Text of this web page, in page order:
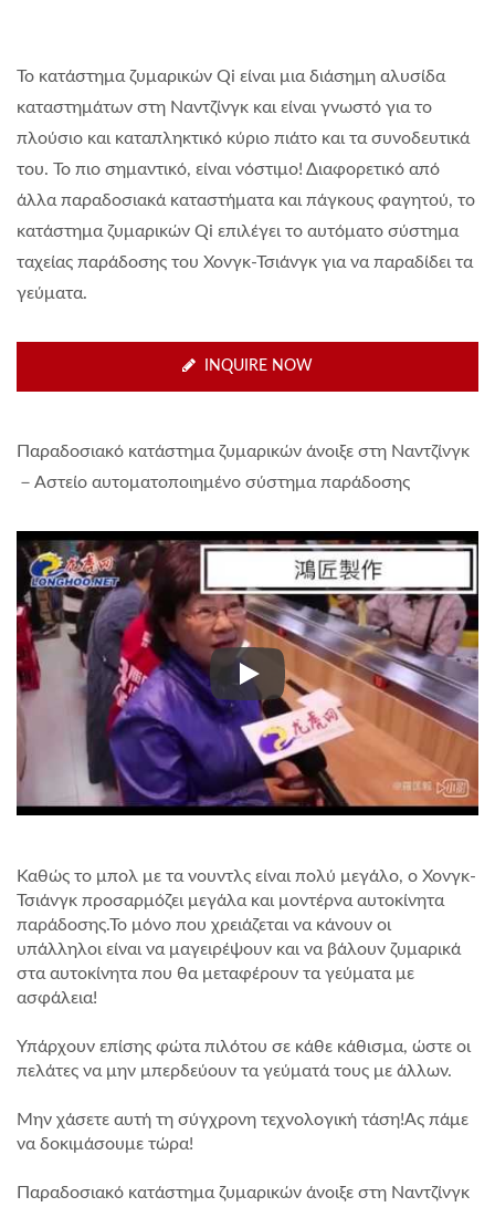
Το κατάστημα ζυμαρικών Qi είναι μια διάσημη αλυσίδα
καταστημάτων στη Ναντζίνγκ και είναι γνωστό για το
πλούσιο και καταπληκτικό κύριο πιάτο και τα συνοδευτικά
του. Το πιο σημαντικό, είναι νόστιμο! Διαφορετικό από
άλλα παραδοσιακά καταστήματα και πάγκους φαγητού, το
κατάστημα ζυμαρικών Qi επιλέγει το αυτόματο σύστημα
ταχείας παράδοσης του Χονγκ-Τσιάνγκ για να παραδίδει τα
γεύματα.
INQUIRE NOW
Παραδοσιακό κατάστημα ζυμαρικών άνοιξε στη Ναντζίνγκ
－Αστείο αυτοματοποιημένο σύστημα παράδοσης
Παραδοσιακό κατάστημα
Καθώς το μπολ με τα νουντλς είναι πολύ μεγάλο, ο Χονγκ-
Τσιάνγκ προσαρμόζει μεγάλα και μοντέρνα αυτοκίνητα
παράδοσης.Το μόνο που χρειάζεται να κάνουν οι
υπάλληλοι είναι να μαγειρέψουν και να βάλουν ζυμαρικά
στα αυτοκίνητα που θα μεταφέρουν τα γεύματα με
ασφάλεια!
Υπάρχουν επίσης φώτα πιλότου σε κάθε κάθισμα, ώστε οι
πελάτες να μην μπερδεύουν τα γεύματά τους με άλλων.
Μην χάσετε αυτή τη σύγχρονη τεχνολογική τάση!Ας πάμε
να δοκιμάσουμε τώρα!
Παραδοσιακό κατάστημα ζυμαρικών άνοιξε στη Ναντζίνγκ